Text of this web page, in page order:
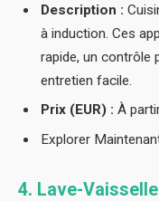
Description :
à induction. Ces
rapide, un contrôle
entretien facile.
Prix (EUR) : À
Explorer
4. Lave-